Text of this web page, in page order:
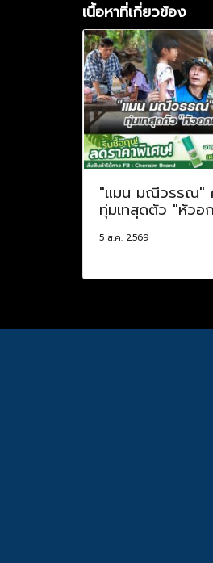
เนื้อหาที่เกี่ยวข้อง
"แมน มณีวรรณ"
ทุ่มเทสุดตัว "หัวอ
5 ส.ค. 2569